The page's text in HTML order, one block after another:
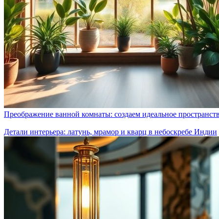
Преображение ванной комнаты: создаем идеальное
Детали интерьера: латунь, мрамор и кварц в небоскребе Индии